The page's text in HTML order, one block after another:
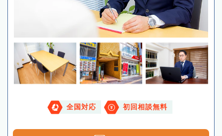
全国対応 初回相談無料